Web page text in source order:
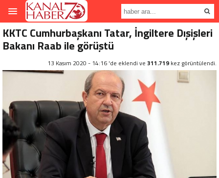
KKTC Cumhurbaşkanı Tatar, İngiltere Dışişleri
Bakanı Raab ile görüştü
13 Kasım 2020 - 14:16 'de eklendi ve 311.719 kez görüntülendi.